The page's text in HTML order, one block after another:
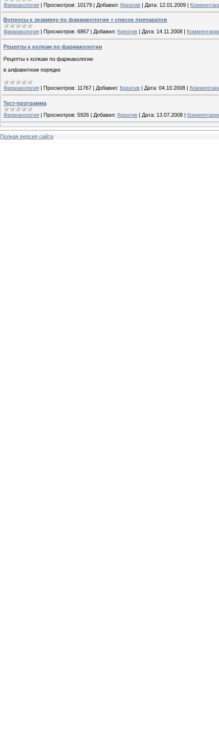
Фармакология | Просмотров: 10179 | Добавил: Креатив | Дата: 12.01.2009 |
Вопросы к экзамену по фармакологии + список препаратов
Фармакология
Просмотров: 6867 Добавил: Креатив Дата: 14.11.2008
Рецепты к колкам по фармакологии
Рецепты к колкам по фармакологии
в алфавитном порядке
Фармакология | Просмотров: 11767 | Добавил: Креатив | Дата: 04.10.2008 |
Тест-программа
Фармакология | Просмотров: 5926 | Добавил: Креатив | Дата: 13.07.2008 |
Полная версия сайта